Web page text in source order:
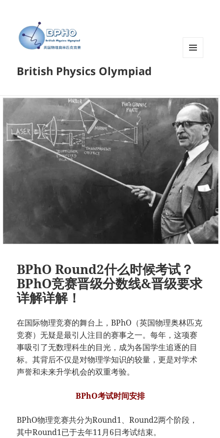
British Physics Olympiad
BPhO Round2什么时候考试？
BPhO竞赛晋级分数线&晋级要求
详解详解！
在国际物理竞赛的舞台上，BPhO（英国物理奥林匹克
竞赛）无疑是最引人注目的赛事之一。每年，这项赛
事吸引了无数理科生的目光，成为各国学生追逐的目
标。其背后不仅是对物理学知识的较量，更是对学术
声誉和未来升学机会的双重考验。
BPhO考试时间安排
BPhO物理竞赛共分为Round1、Round2两个阶段，
其中Round1已于去年11月6日考试结束。